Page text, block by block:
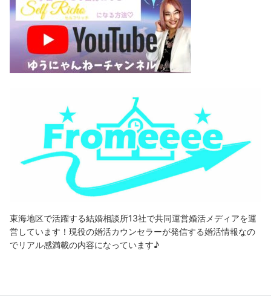
東海地区で活躍する結婚相談所13社で共同運営婚活メディアを運
営しています！現役の婚活カウンセラーが発信する婚活情報なの
でリアル感満載の内容になっています♪